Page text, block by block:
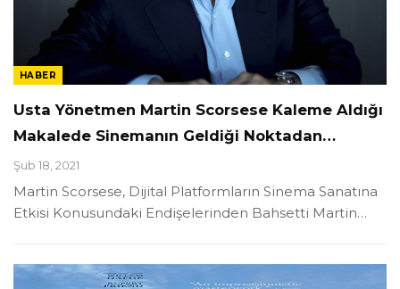
HABER
Usta Yönetmen Martin Scorsese Kaleme Aldığı
Makalede Sinemanın Geldiği Noktadan…
Şub 18, 2021
Martin Scorsese, Dijital Platformların Sinema Sanatına
Etkisi Konusundaki Endişelerinden Bahsetti Martin…